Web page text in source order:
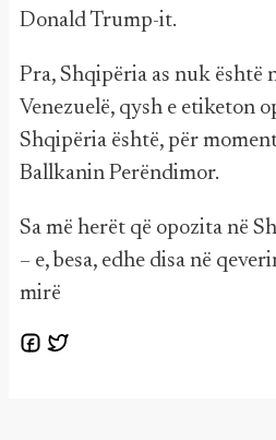
Donald Trump-it.
Pra, Shqipëria as nuk është
Venezuelë, qysh e etiketon
Shqipëria është, për
Ballkanin Perëndimor.
Sa më herët që opozita në
– e, besa, edhe disa në
mirë